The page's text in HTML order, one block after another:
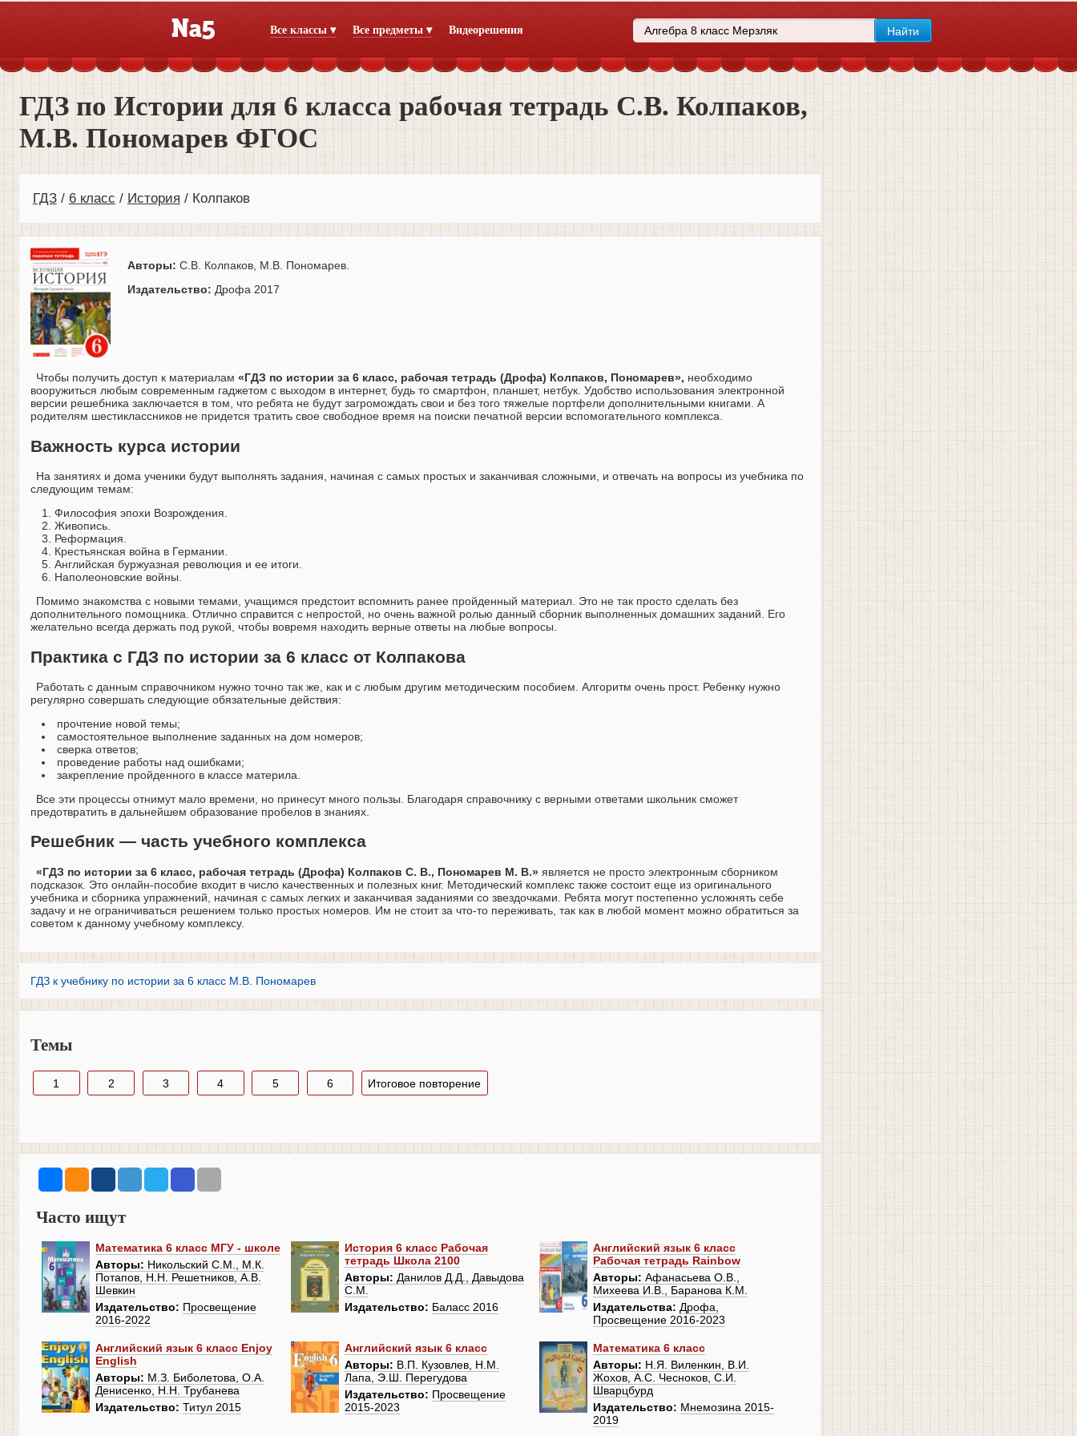
Все классы ▾ Все предметы ▾ Видеорешения
ГДЗ по Истории для 6 класса рабочая тетрадь С.В. Колпаков,
М.В. Пономарев ФГОС
ГДЗ 6 класс История Колпаков
Авторы: С.В. Колпаков, М.В. Пономарев.
Издательство: Дрофа 2017
Чтобы получить доступ к материалам «ГДЗ по истории за 6 класс, рабочая тетрадь (Дрофа) Колпаков, Пономарев», необходимо
вооружиться любым современным гаджетом с выходом в интернет, будь то смартфон, планшет, нетбук. Удобство использования электронной
версии решебника заключается в том, что ребята не будут загромождать свои и без того тяжелые портфели дополнительными книгами. А
родителям шестиклассников не придется тратить свое свободное время на поиски печатной версии вспомогательного комплекса.
Важность курса истории
На занятиях и дома ученики будут выполнять задания, начиная с самых простых и заканчивая сложными, и отвечать на вопросы из учебника по
следующим темам:
Философия эпохи Возрождения.
Живопись.
Реформация.
Крестьянская война в Германии.
Английская буржуазная революция и ее итоги.
Наполеоновские войны.
Помимо знакомства с новыми темами, учащимся предстоит вспомнить ранее пройденный материал. Это не так просто сделать без
дополнительного помощника. Отлично справится с непростой, но очень важной ролью данный сборник выполненных домашних заданий. Его
желательно всегда держать под рукой, чтобы вовремя находить верные ответы на любые вопросы.
Практика с ГДЗ по истории за 6 класс от Колпакова
Работать с данным справочником нужно точно так же, как и с любым другим методическим пособием. Алгоритм очень прост. Ребенку нужно
регулярно совершать следующие обязательные действия:
прочтение новой темы;
самостоятельное выполнение заданных на дом номеров;
сверка ответов;
проведение работы над ошибками;
закрепление пройденного в классе материла.
Все эти процессы отнимут мало времени, но принесут много пользы. Благодаря справочнику с верными ответами школьник сможет
предотвратить в дальнейшем образование пробелов в знаниях.
Решебник — часть учебного комплекса
«ГДЗ по истории за 6 класс, рабочая тетрадь (Дрофа) Колпаков С. В., Пономарев М. В.» является не просто электронным сборником
подсказок. Это онлайн-пособие входит в число качественных и полезных книг. Методический комплекс также состоит еще из оригинального
учебника и сборника упражнений, начиная с самых легких и заканчивая заданиями со звездочками. Ребята могут постепенно усложнять себе
задачу и не ограничиваться решением только простых номеров. Им не стоит за что-то переживать, так как в любой момент можно обратиться за
советом к данному учебному комплексу.
ГДЗ к учебнику по истории за 6 класс М.В. Пономарев
Темы
1 2 3 4 5 6 Итоговое повторение
Часто ищут
Математика 6 класс МГУ - школе
Авторы: Никольский С.М., М.К.
Потапов, Н.Н. Решетников, А.В.
Шевкин
Издательство: Просвещение
2016-2022
История 6 класс Рабочая
тетрадь Школа 2100
Авторы: Данилов Д.Д., Давыдова
С.М.
Издательство: Баласс 2016
Английский язык 6 класс
Рабочая тетрадь Rainbow
Авторы: Афанасьева О.В.,
Михеева И.В., Баранова К.М.
Издательства: Дрофа,
Просвещение 2016-2023
Английский язык 6 класс Enjoy
English
Авторы: М.З. Биболетова, О.А.
Денисенко, Н.Н. Трубанева
Издательство: Титул 2015
Английский язык 6 класс
Авторы: В.П. Кузовлев, Н.М.
Лапа, Э.Ш. Перегудова
Издательство: Просвещение
2015-2023
Математика 6 класс
Авторы: Н.Я. Виленкин, В.И.
Жохов, А.С. Чесноков, С.И.
Шварцбурд
Издательство: Мнемозина 2015-
2019